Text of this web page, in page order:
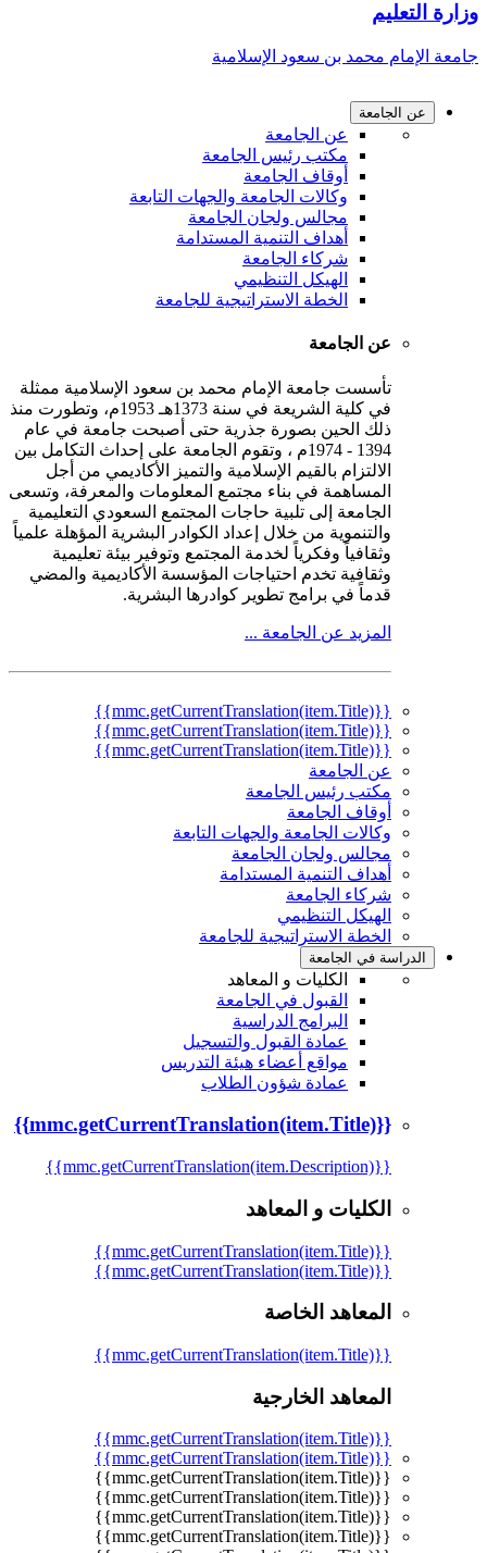
وزارة التعليم
جامعة الإمام محمد بن سعود الإسلامية
عن الجامعة
عن الجامعة
مكتب رئيس الجامعة
أوقاف الجامعة
وكالات الجامعة والجهات التابعة
مجالس ولجان الجامعة
أهداف التنمية المستدامة
شركاء الجامعة
الهيكل التنظيمي
الخطة الاستراتيجية للجامعة
عن الجامعة
تأسست جامعة الإمام محمد بن سعود الإسلامية ممثلة
في كلية الشريعة في سنة 1373هـ 1953م، وتطورت منذ
ذلك الحين بصورة جذرية حتى أصبحت جامعة في عام
1394 - 1974م ، وتقوم الجامعة على إحداث التكامل بين
الالتزام بالقيم الإسلامية والتميز الأكاديمي من أجل
المساهمة في بناء مجتمع المعلومات والمعرفة، وتسعى
الجامعة إلى تلبية حاجات المجتمع السعودي التعليمية
والتنموية من خلال إعداد الكوادر البشرية المؤهلة علمياً
وثقافياً وفكرياً لخدمة المجتمع وتوفير بيئة تعليمية
وثقافية تخدم احتياجات المؤسسة الأكاديمية والمضي
قدماً في برامج تطوير كوادرها البشرية.
المزيد عن الجامعة ...
{{mmc.getCurrentTranslation(item.Title)}}
{{mmc.getCurrentTranslation(item.Title)}}
{{mmc.getCurrentTranslation(item.Title)}}
عن الجامعة
مكتب رئيس الجامعة
أوقاف الجامعة
وكالات الجامعة والجهات التابعة
مجالس ولجان الجامعة
أهداف التنمية المستدامة
شركاء الجامعة
الهيكل التنظيمي
الخطة الاستراتيجية للجامعة
الدراسة في الجامعة
الكليات و المعاهد
القبول في الجامعة
البرامج الدراسية
عمادة القبول والتسجيل
مواقع أعضاء هيئة التدريس
عمادة شؤون الطلاب
{{mmc.getCurrentTranslation(item.Title)}}
{{mmc.getCurrentTranslation(item.Description)}}
الكليات و المعاهد
{{mmc.getCurrentTranslation(item.Title)}}
{{mmc.getCurrentTranslation(item.Title)}}
المعاهد الخاصة
{{mmc.getCurrentTranslation(item.Title)}}
المعاهد الخارجية
{{mmc.getCurrentTranslation(item.Title)}}
{{mmc.getCurrentTranslation(item.Title)}}
{{mmc.getCurrentTranslation(item.Title)}}
{{mmc.getCurrentTranslation(item.Title)}}
{{mmc.getCurrentTranslation(item.Title)}}
{{mmc.getCurrentTranslation(item.Title)}}